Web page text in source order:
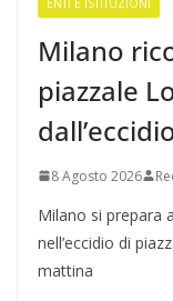
ENTI E ISTITUZIONI
Milano
piazzale
8 Agosto 2026
Milano si prepara
nell’eccidio di
mattina